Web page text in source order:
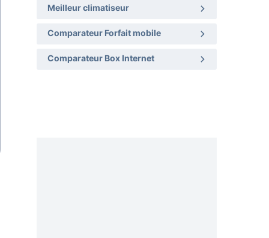
Meilleur climatiseur
Comparateur Forfait mobile
Comparateur Box Internet